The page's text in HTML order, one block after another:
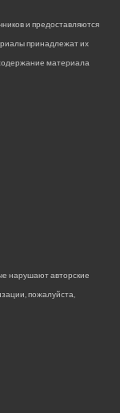
и предоставляются
принадлежат их
материала
нарушают авторские
пожалуйста,